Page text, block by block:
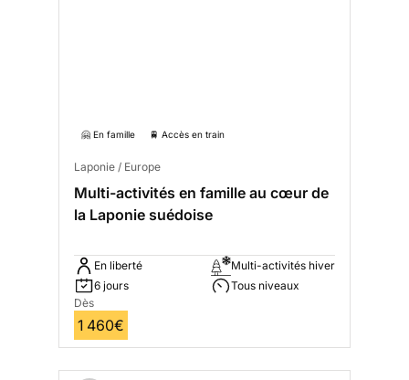
🤗 En famille 🚆 Accès en train
Laponie / Europe
Multi-activités en famille au cœur de
la Laponie suédoise
En liberté
6 jours
Multi-activités hiver
Tous niveaux
Dès
1 460€